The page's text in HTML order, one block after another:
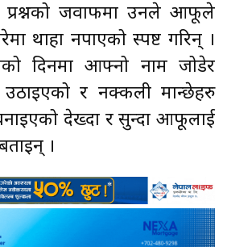
प्रश्नको जवाफमा उनले आफूले
थाहा नपाएको स्पष्ट गरिन् ।
दिनमा आफ्नो नाम जोडेर
उठाइएको र नक्कली मान्छेहरु
देख्दा र सुन्दा आफूलाई
।